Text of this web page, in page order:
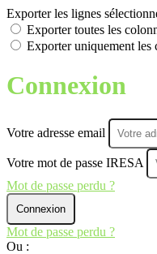
Exporter les lignes
Exporter toutes les
Exporter uniquement les
Connexion
Votre adresse email
Votre mot de passe IRESA
Mot de passe perdu ?
Connexion
Mot de passe perdu ?
Ou :